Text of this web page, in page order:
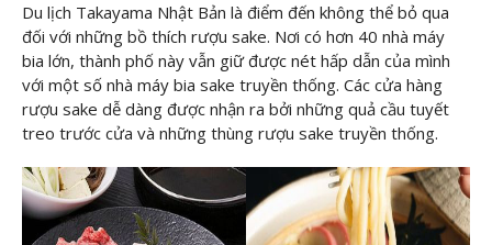
Du lịch Takayama Nhật Bản là điểm đến không thể bỏ qua
đối với những bồ thích rượu sake. Nơi có hơn 40 nhà máy
bia lớn, thành phố này vẫn giữ được nét hấp dẫn của mình
với một số nhà máy bia sake truyền thống. Các cửa hàng
rượu sake dễ dàng được nhận ra bởi những quả cầu tuyết
treo trước cửa và những thùng rượu sake truyền thống.